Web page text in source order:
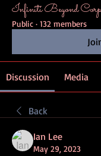
Infiniti Beyond
Public · 132 members
Discussion Media
Back
Ian Lee
May 29, 2023